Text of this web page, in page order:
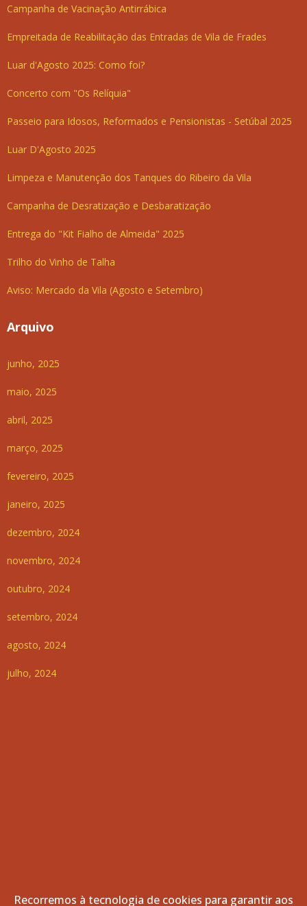
Campanha de Vacinação Antirrábica
Empreitada de Reabilitação das Entradas de Vila de Frades
Luar d'Agosto 2025: Como foi?
Concerto com "Os Relíquia"
Passeio para Idosos, Reformados e Pensionistas - Setúbal 2025
Luar D'Agosto 2025
Limpeza e Manutenção dos Tanques do Ribeiro da Vila
Campanha de Desratização e Desbaratização
Entrega do "Kit Fialho de Almeida" 2025
Trilho do Vinho de Talha
Aviso: Mercado da Vila (Agosto e Setembro)
Arquivo
junho, 2025
maio, 2025
abril, 2025
março, 2025
fevereiro, 2025
janeiro, 2025
dezembro, 2024
novembro, 2024
outubro, 2024
setembro, 2024
agosto, 2024
julho, 2024
Recorremos à tecnologia de cookies para garantir aos